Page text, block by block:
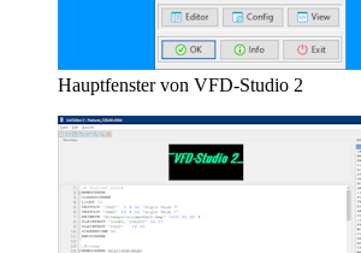
Hauptfenster von VFD-Studio 2